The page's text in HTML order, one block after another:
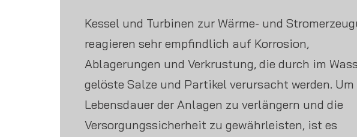
Kessel und Turbinen zur Wärme- und
reagieren sehr empfindlich auf Korrosion,
Ablagerungen und Verkrustung, die durch im
gelöste Salze und Partikel verursacht werden. Um
Lebensdauer der Anlagen zu verlängern und die
Versorgungssicherheit zu gewährleisten, ist es